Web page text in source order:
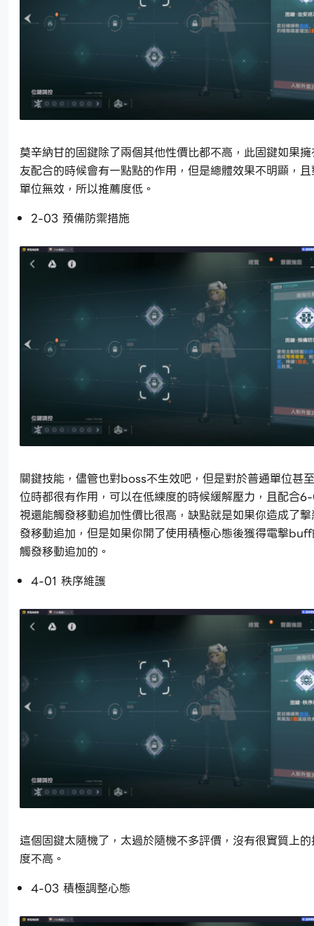
莫辛納甘的固鍵除了兩個其他性價比都不高，此固鍵如果
友配合的時候會有一點點的作用，但是總體效果不明顯，
單位無效，所以推薦度低。
2-03 預備防禦措施
關鍵技能，儘管也對boss不生效吧，但是對於普通單位甚
位時都很有作用，可以在低練度的時候緩解壓力，且配合
視還能觸發移動追加性價比很高，缺點就是如果你造成了
發移動追加，但是如果你開了使用積極心態後獲得電擊
觸發移動追加的。
4-01 秩序維護
這個固鍵太隨機了，太過於隨機不多評價，沒有很實質上
度不高。
4-03 積極調整心態